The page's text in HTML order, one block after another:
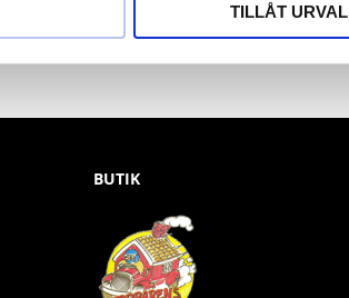
TILLÅT URVAL
BUTIK